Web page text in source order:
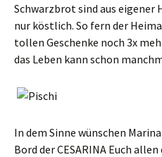
Schwarzbrot sind aus eigener
nur köstlich. So fern der
tollen Geschenke noch 3x
das Leben kann schon
In dem Sinne wünschen
Bord der CESARINA Euch